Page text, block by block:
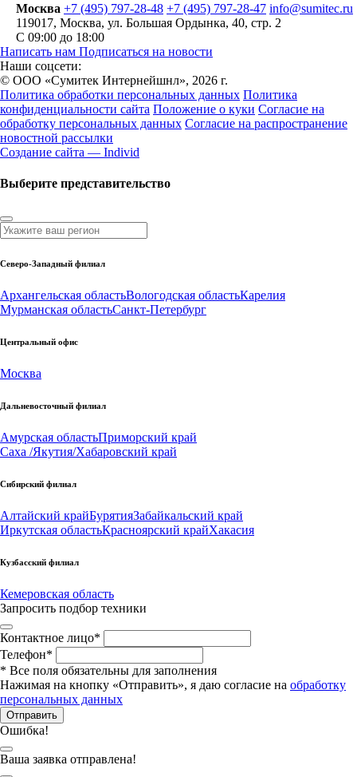
Москва +7 (495) 797-28-48 +7 (495) 797-28-47 info@sumitec.ru
119017, Москва, ул. Большая Ордынка, 40, стр. 2
С 09:00 до 18:00
Написать нам Подписаться на новости
Наши соцсети:
© ООО «Сумитек Интернейшнл», 2026 г.
Политика обработки персональных данных Политика
конфиденциальности сайта Положение о куки Согласие на
обработку персональных данных Согласие на распространение
новостной рассылки
Создание сайта — Individ
Выберите представительство
Северо-Западный филиал
Архангельская областьВологодская областьКарелия
Мурманская областьСанкт-Петербург
Центральный офис
Москва
Дальневосточный филиал
Амурская областьПриморский край
Саха /Якутия/Хабаровский край
Сибирский филиал
Алтайский крайБурятияЗабайкальский край
Иркутская областьКрасноярский крайХакасия
Кузбасский филиал
Кемеровская область
Запросить подбор техники
Контактное лицо*
Телефон*
* Все поля обязательны для заполнения
Нажимая на кнопку «Отправить», я даю согласие на обработку
персональных данных
Отправить
Ошибка!
Ваша заявка отправлена!